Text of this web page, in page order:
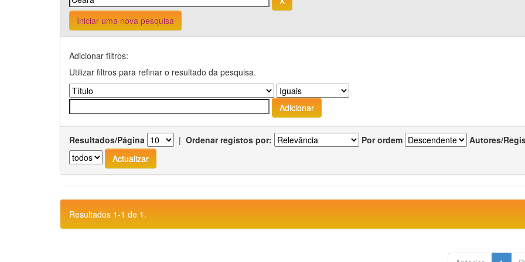
Iniciar uma nova pesquisa
Adicionar filtros:
Utilizar filtros para refinar o resultado da pesquisa.
Resultados/Página | Ordenar registos por: Por ordem Autores/
Resultados 1-1 de 1.